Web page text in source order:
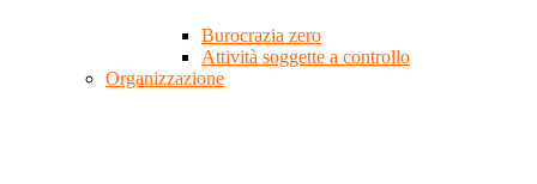
Burocrazia zero
Attività soggette a controllo
Organizzazione